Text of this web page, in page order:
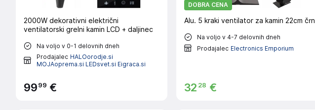
2000W dekorativni električni
ventilatorski grelni kamin LCD + daljinec
Na voljo v 0-1 delovnih dneh
Prodajalec HALOorodje.si
MOJAoprema.si LEDsvet.si Eigraca.si
9999 €
DOBRA CENA
Alu. 5 kraki ventilator za kamin 22cm črn
Na voljo v 4-7 delovnih dneh
Prodajalec Electronics Emporium
32 28 €